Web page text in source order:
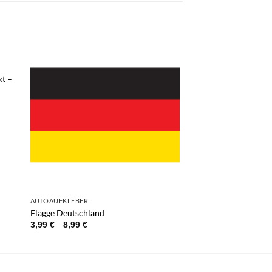
–
AUTOAUFKLEBER
Flagge Deutschland
3,99 € – 8,99 €Preisspanne: